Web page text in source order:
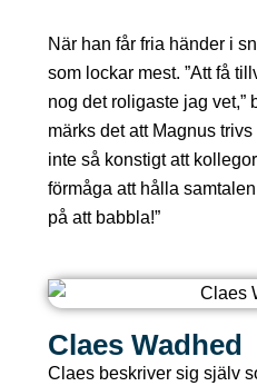
När han får fria händer i
som lockar mest. ”Att få
nog det roligaste jag vet,”
märks det att Magnus
inte så konstigt att
förmåga att hålla
på att babbla!”
Claes Wadhed
Claes beskriver sig själv